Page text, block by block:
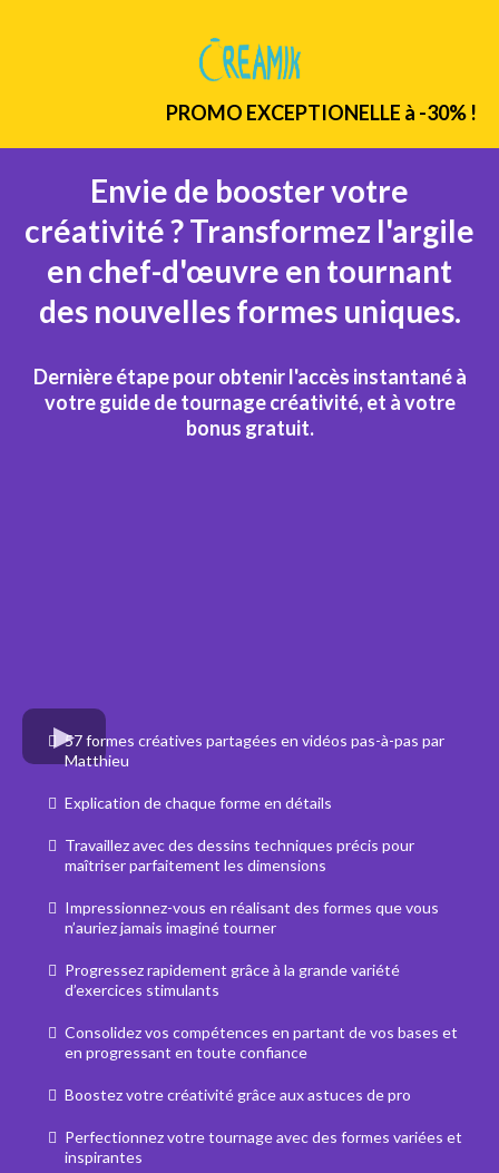
PROMO EXCEPTIONELLE à -30% !
Envie de booster votre
créativité ? Transformez l'argile
en chef-d'œuvre en tournant
des nouvelles formes uniques.
Dernière étape pour obtenir l'accès instantané à
votre guide de tournage créativité, et à votre
bonus gratuit.
57 formes créatives partagées en vidéos pas-à-pas par
Matthieu
Explication de chaque forme en détails
Travaillez avec des dessins techniques précis pour
maîtriser parfaitement les dimensions
Impressionnez-vous en réalisant des formes que vous
n’auriez jamais imaginé tourner
Progressez rapidement grâce à la grande variété
d’exercices stimulants
Consolidez vos compétences en partant de vos bases et
en progressant en toute confiance
Boostez votre créativité grâce aux astuces de pro
Perfectionnez votre tournage avec des formes variées et
inspirantes